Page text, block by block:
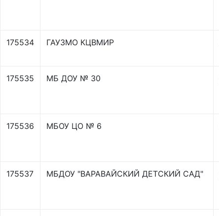
175534 ГАУЗМО КЦВМИР
175535 МБ ДОУ № 30
175536 МБОУ ЦО № 6
175537 МБДОУ "ВАРАВАЙСКИЙ ДЕТСКИЙ САД"